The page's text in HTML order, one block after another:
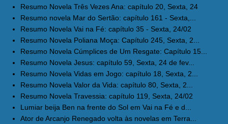
Resumo Novela Três Vezes Ana: capítulo 20, Sexta, 24
Resumo novela Mar do Sertão: capítulo 161 - Sexta,...
Resumo Novela Vai na Fé: capítulo 35 - Sexta, 24/02
Resumo Novela Poliana Moça: Capítulo 245, Sexta, 2...
Resumo Novela Cúmplices de Um Resgate: Capítulo 15...
Resumo Novela Jesus: capítulo 59, Sexta, 24 de fev...
Resumo Novela Vidas em Jogo: capítulo 18, Sexta, 2...
Resumo Novela Valor da Vida: capítulo 80, Sexta, 2...
Resumo Novela Travessia: capítulo 119, Sexta, 24/02
Lumiar beija Ben na frente do Sol em Vai na Fé e d...
Ator de Arcanjo Renegado volta às novelas em Terra...